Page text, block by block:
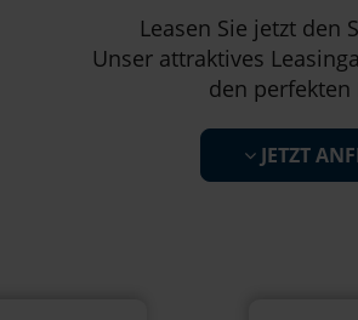
Leasen Sie jetzt den
Unser attraktives
den perfekten
JETZT